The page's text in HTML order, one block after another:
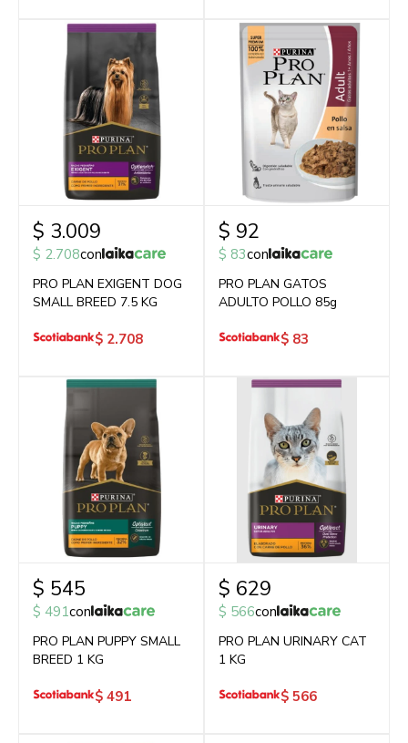
$ 3.009
$ 2.708con
PRO PLAN EXIGENT DOG
SMALL BREED 7.5 KG
$ 2.708
$ 92
$ 83con
PRO PLAN GATOS
ADULTO POLLO 85g
$ 83
$ 545
$ 491con
PRO PLAN PUPPY SMALL
BREED 1 KG
$ 491
$ 629
$ 566con
PRO PLAN URINARY CAT
1 KG
$ 566